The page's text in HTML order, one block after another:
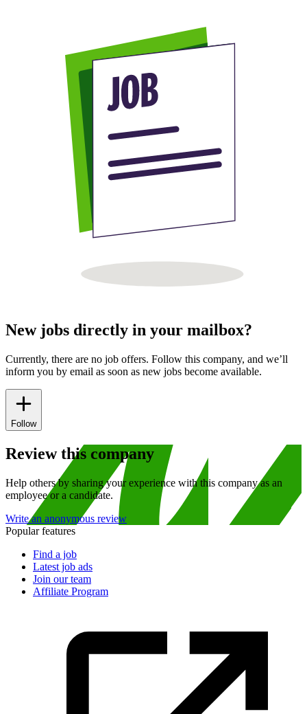
New jobs directly in your mailbox?
Currently, there are no job offers. Follow this company, and we’ll
inform you by email as soon as new jobs become available.
Follow
Review this company
Help others by sharing your experience with this company as an
employee or a candidate.
Write an anonymous review
Popular features
Find a job
Latest job ads
Join our team
Affiliate Program